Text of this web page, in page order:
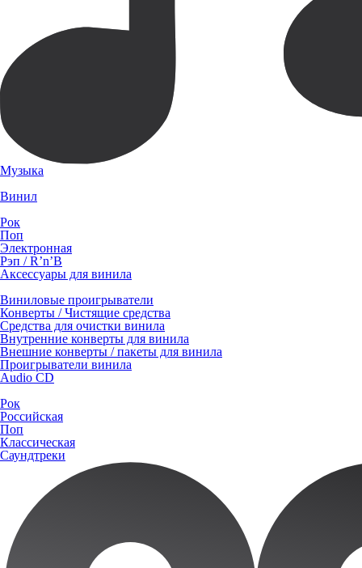
Музыка
Винил
Рок
Поп
Электронная
Рэп / R’n’B
Аксессуары для винила
Виниловые проигрыватели
Конверты / Чистящие средства
Средства для очистки винила
Внутренние конверты для винила
Внешние конверты / пакеты для винила
Проигрыватели винила
Audio CD
Рок
Российская
Поп
Классическая
Саундтреки